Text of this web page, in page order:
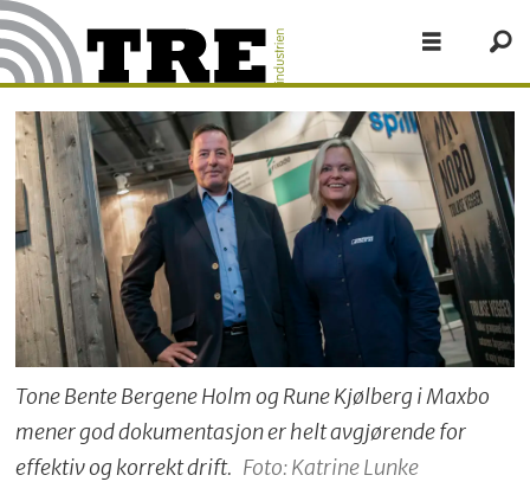
Tone Bente Bergene Holm og Rune Kjølberg i Maxbo
mener god dokumentasjon er helt avgjørende for
effektiv og korrekt drift. Foto: Katrine Lunke